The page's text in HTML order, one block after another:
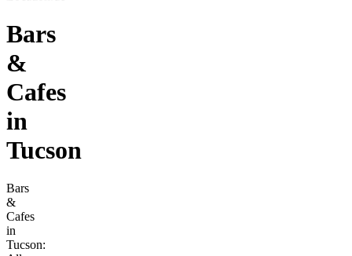
Bars
&
Cafes
in
Tucson
Bars
&
Cafes
in
Tucson: